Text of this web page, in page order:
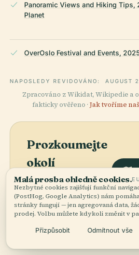
Panoramic Views and Hiking Tips,
Planet
OverOslo Festival and Events,
NAPOSLEDY REVIDOVÁNO: AUGUST
Zpracováno z Wikidat, Wikipedie a
fakticky ověřeno · Jak tvoříme
Prozkoumejte
okolí
Podívejte se na
Grefsenkollen na mapě
a objevte, co je poblíž.
Malá prosba ohledně cookies.
Nezbytné cookies zajišťují funkční
(PostHog, Google Analytics) nám
stránky fungují — jen agregovaná data,
prodej. Volbu můžete kdykoli změnit v
Přizpůsobit Odmítnout vše